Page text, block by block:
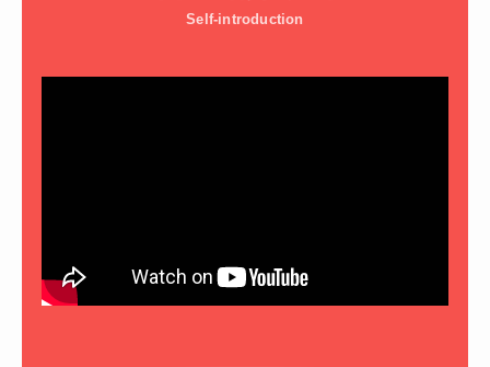
Self-introduction